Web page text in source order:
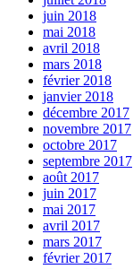
juin 2018
mai 2018
avril 2018
mars 2018
février 2018
janvier 2018
décembre 2017
novembre 2017
octobre 2017
septembre 2017
août 2017
juin 2017
mai 2017
avril 2017
mars 2017
février 2017